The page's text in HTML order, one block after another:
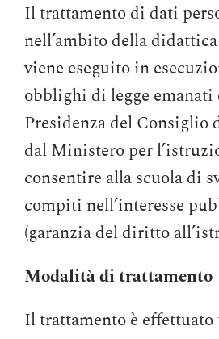
Il trattamento di dati
nell’ambito della
viene eseguito in
obblighi di legge emanati
Presidenza del
dal Ministero per
consentire alla scuola di
compiti nell’interesse
(garanzia del diritto
Modalità di trattamento
Il trattamento è